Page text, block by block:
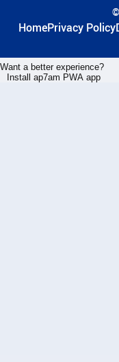
HomePrivacy Policy
Want a better experience?
Install ap7am PWA app